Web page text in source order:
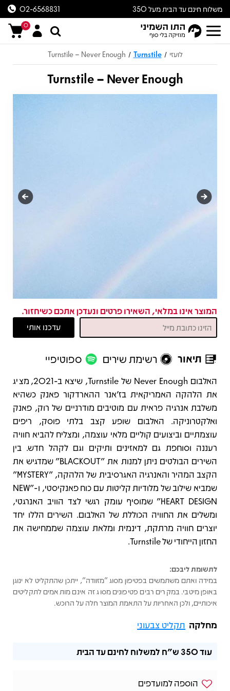
משלוח חינם עד הבית מעל 350
ש״ח
02-6568831
0
לועזי /
Turnstile
/
Turnstile – Never Enough
Turnstile – Never Enough
המוצר אינו במלאי, השאירו פרטים ונעדכן אתכם כשיחזור.
תיאור רשימת שירים ספוטיפיי
תיאור
האלבום Never Enough של Turnstile, שיצא ב-2021, מציג
את הלהקה האמריקאית בז’אנר ההארדקור פאנק כשהיא
משלבת אנרגיה פראית עם מוטיבים מודרניים של רוק, פאנק
ואלקטרוניקה. האלבום שופע קצב בלתי פוסק, ריפים
עוצמתיים וביצועים קוליים מלאי עוצמה, ומצליח להביא חוויה
רעננה וסוחפת גם למאזינים ותיקים וגם לקהל חדש. בין
השירים הבולטים ניתן למנות את "BLACKOUT" שמדגיש את
הקצב המהיר והאנרגיה האגרסיבית של הלהקה, "MYSTERY"
שמביא שילוב של מלודיות קליטות עם כוח פאנקיסטי, ו-"NEW
HEART DESIGN" שמוסיף עומק רגשי לצד הוויב האנרגטי,
ומשלים את החוויה הכוללת של האלבום. השירים הללו יחד
יוצרים חוויה מרתקת, דינמית ומלאת עוצמה שממחישה את
החזון הייחודי של Turnstile.
לתשומת ליבכם:
במידה ואתם משתמשים בפטיפון מסוג "מזוודה", ייתכן שהתקליט לא ינוגן
באופן מיטבי. במקרים רבים פטיפונים מסוג זה אינם מותאמים לתקליטים
איכותיים, ולכן האחריות על התאמת המוצר חלה על הרוכש.
מחלקה תקליט צבעוני
עוד350 ש"ח למשלוח לחינם עד הבית
הוספה למועדפים